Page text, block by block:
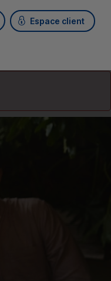
nous sur
Espace client